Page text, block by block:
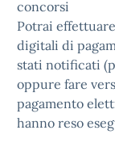
concorsi
Potrai
digitali di
stati notificati
oppure fare
pagamento
hanno reso